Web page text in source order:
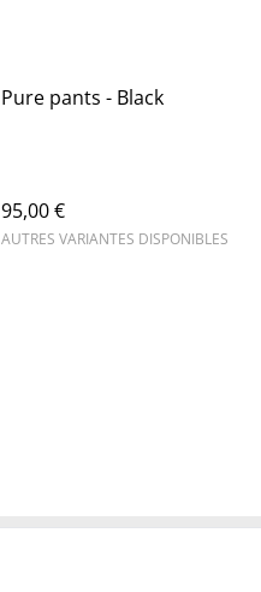
Pure pants - Black
95,00 €
AUTRES VARIANTES DISPONIBLES